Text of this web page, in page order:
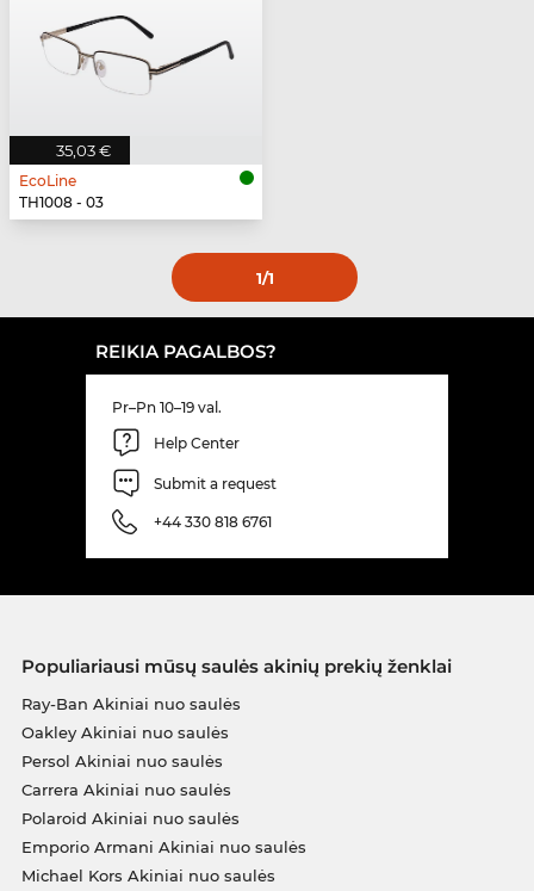
35,03 €
EcoLine
TH1008 - 03
1/1
REIKIA PAGALBOS?
Pr–Pn 10–19 val.
Help Center
Submit a request
+44 330 818 6761
Populiariausi mūsų saulės akinių prekių ženklai
Ray-Ban Akiniai nuo saulės
Oakley Akiniai nuo saulės
Persol Akiniai nuo saulės
Carrera Akiniai nuo saulės
Polaroid Akiniai nuo saulės
Emporio Armani Akiniai nuo saulės
Michael Kors Akiniai nuo saulės